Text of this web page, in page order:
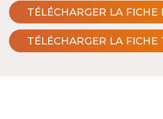
TÉLÉCHARGER LA FICHE
TÉLÉCHARGER LA FICHE